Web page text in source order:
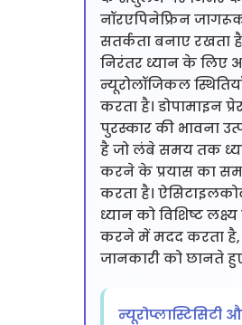
नॉरएपिनेफ्रिन
सतर्कता बनाए रखता
निरंतर ध्यान के लिए
न्यूरोलॉजिकल
करता है। डोपामाइन
पुरस्कार की भावना
है जो लंबे समय तक
करने के प्रयास का
करता है।
ध्यान को विशिष्ट
करने में मदद करता है,
जानकारी को छानते
न्यूरोप्लास्टिसिटी